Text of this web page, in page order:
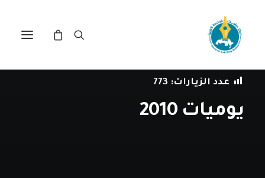
فيالمجتمع المدني
عدد الزيارات: 773
يوميات 2010